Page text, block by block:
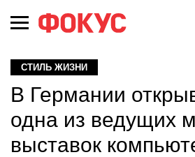
СТИЛЬ ЖИЗНИ
В Германии
одна из ведущих
выставок